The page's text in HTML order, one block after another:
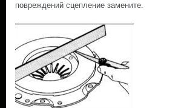
повреждений сцепление замените.